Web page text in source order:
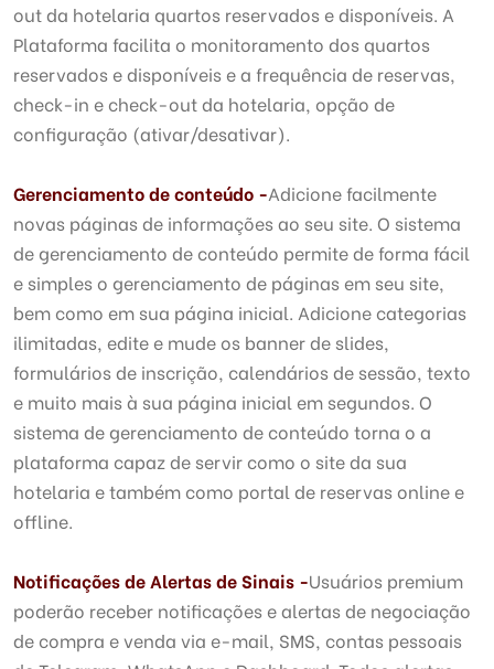
out da hotelaria quartos reservados e disponíveis. A
Plataforma facilita o monitoramento dos quartos
reservados e disponíveis e a frequência de reservas,
check-in e check-out da hotelaria, opção de
configuração (ativar/desativar).
Gerenciamento de conteúdo -Adicione facilmente
novas páginas de informações ao seu site. O sistema
de gerenciamento de conteúdo permite de forma fácil
e simples o gerenciamento de páginas em seu site,
bem como em sua página inicial. Adicione categorias
ilimitadas, edite e mude os banner de slides,
formulários de inscrição, calendários de sessão, texto
e muito mais à sua página inicial em segundos. O
sistema de gerenciamento de conteúdo torna o a
plataforma capaz de servir como o site da sua
hotelaria e também como portal de reservas online e
offline.
Notificações de Alertas de Sinais -Usuários premium
poderão receber notificações e alertas de negociação
de compra e venda via e-mail, SMS, contas pessoais